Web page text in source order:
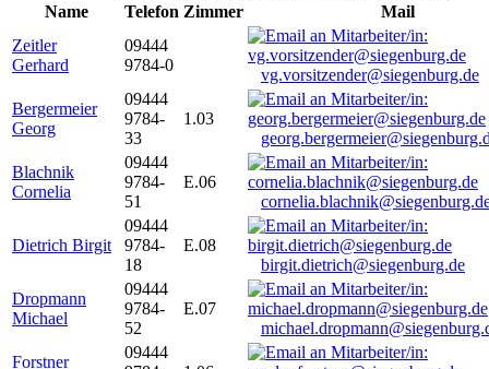
Name
Telefon Zimmer
Mail
Zeitler
Gerhard
09444
9784-0
vg.vorsitzender@siegenburg.de
Bergermeier
Georg
09444
9784-
33
1.03
Blachnik
Cornelia
09444
9784-
51
E.06
Dietrich Birgit
09444
9784-
18
E.08
birgit.dietrich@siegenburg.de
Dropmann
Michael
09444
9784-
52
E.07
Forstner
09444